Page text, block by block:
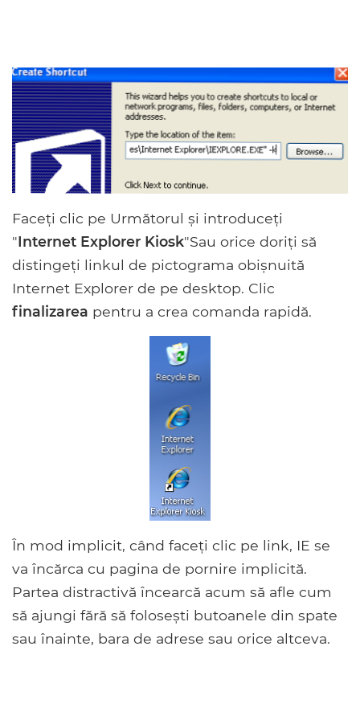
Faceți clic pe Următorul și introduceți
"Internet Explorer Kiosk"Sau orice doriți să
distingeți linkul de pictograma obișnuită
Internet Explorer de pe desktop. Clic
finalizarea pentru a crea comanda rapidă.
În mod implicit, când faceți clic pe link, IE se
va încărca cu pagina de pornire implicită.
Partea distractivă încearcă acum să afle cum
să ajungi fără să folosești butoanele din spate
sau înainte, bara de adrese sau orice altceva.